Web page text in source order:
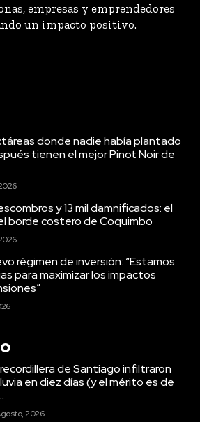
donde nadie había plantado
tienen el mejor Pinot Noir de
y 13 mil damnificados: el
borde costero de Coquimbo
régimen de inversión: “Estamos
para maximizar los impactos
en diez días (y el mérito es de
2026
menos que hace siete años (y
de 5 años sigue bajo la
2026